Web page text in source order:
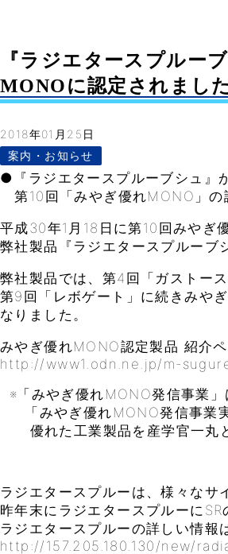
『ラジエタースプルー
MONOに認定されまし
2018年01月25日
案内・お知らせ
●『ラジエタースプルーブシュ』
第10回「みやぎ優れMONO」の
平成30年1月18日に第10回みやぎ
弊社製品『ラジエタースプルーブ
弊社製品では、第4回「ガストー
第9回「レボゲート」に続きみや
なりました。
みやぎ優れMONO認定製品 紹介
http://www1.odn.ne.jp/m-
※「みやぎ優れMONO発信事業
「みやぎ優れMONO発信事業
優れた工業製品を産学官一丸
ラジエタースプルーは、様々なサ
昨年末にラジエタースプルーに
ラジエタースプルーの詳しい情報
http://157.205.180.130/new/